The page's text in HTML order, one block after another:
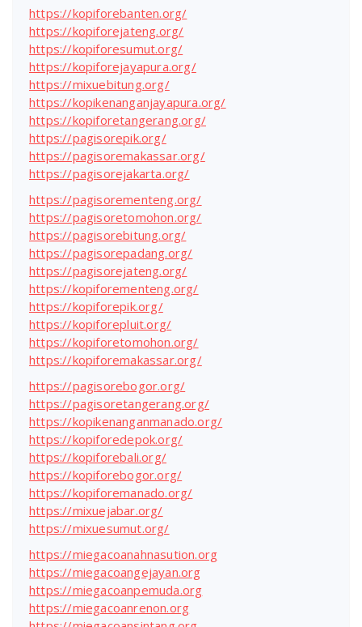
https://kopiforebanten.org/
https://kopiforejateng.org/
https://kopiforesumut.org/
https://kopiforejayapura.org/
https://mixuebitung.org/
https://kopikenanganjayapura.org/
https://kopiforetangerang.org/
https://pagisorepik.org/
https://pagisoremakassar.org/
https://pagisorejakarta.org/
https://pagisorementeng.org/
https://pagisoretomohon.org/
https://pagisorebitung.org/
https://pagisorepadang.org/
https://pagisorejateng.org/
https://kopiforementeng.org/
https://kopiforepik.org/
https://kopiforepluit.org/
https://kopiforetomohon.org/
https://kopiforemakassar.org/
https://pagisorebogor.org/
https://pagisoretangerang.org/
https://kopikenanganmanado.org/
https://kopiforedepok.org/
https://kopiforebali.org/
https://kopiforebogor.org/
https://kopiforemanado.org/
https://mixuejabar.org/
https://mixuesumut.org/
https://miegacoanahnasution.org
https://miegacoangejayan.org
https://miegacoanpemuda.org
https://miegacoanrenon.org